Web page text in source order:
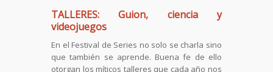
TALLERES: Guion, ciencia y
videojuegos
En el Festival de Series no solo se charla sino
que también se aprende. Buena fe de ello
otorgan los míticos talleres que cada año nos